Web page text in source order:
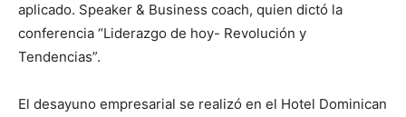
aplicado. Speaker & Business coach, quien dictó la
conferencia “Liderazgo de hoy- Revolución y
Tendencias”.
El desayuno empresarial se realizó en el Hotel Dominican